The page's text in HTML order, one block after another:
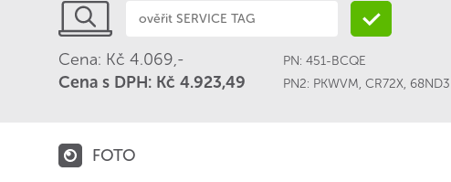
Cena: Kč 4.069,-
Cena s DPH: Kč 4.923,49
PN: 451-BCQE
PN2: PKWVM, CR72X, 68ND3
FOTO